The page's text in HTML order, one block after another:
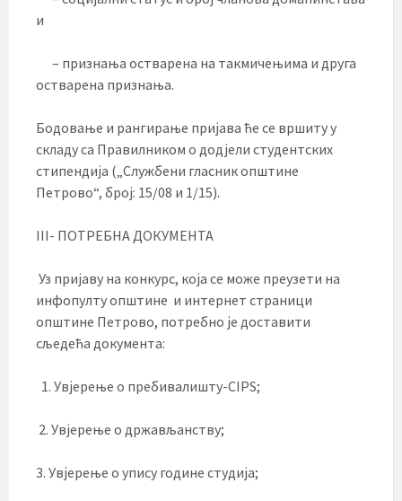
и
– признања остварена на такмичењима и друга
остварена признања.
Бодовање и рангирање пријава ће се вршиту у
складу са Правилником о додјели студентских
стипендија („Службени гласник општине
Петрово“, број: 15/08 и 1/15).
III- ПОТРЕБНА ДОКУМЕНТА
Уз пријаву на конкурс, која се може преузети на
инфопулту општине и интернет страници
општине Петрово, потребно је доставити
сљедећа документа:
Увјерење о пребивалишту-CIPS;
2. Увјерење о држављанству;
3. Увјерење о упису године студија;